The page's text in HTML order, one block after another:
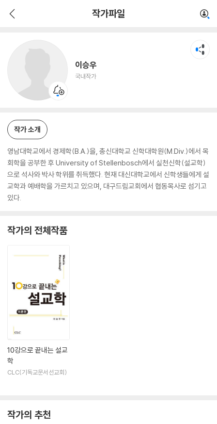
작가파일
이승우
국내작가
작가 소개
영남대학교에서 경제학(B.A.)을, 총신대학교 신학대학원(M.Div.)에서 목
회학을 공부한 후 University of Stellenbosch에서 실천신학(설교학)
으로 석사와 박사 학위를 취득했다. 현재 대신대학교에서 신학생들에게 설
교학과 예배학을 가르치고 있으며, 대구드림교회에서 협동목사로 섬기고
있다.
작가의 전체작품
10강으로 끝내는 설교
학
CLC(기독교문서선교회)
작가의 추천